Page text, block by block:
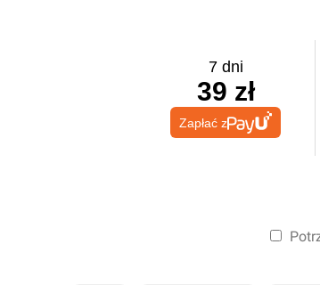
7 dni
39 zł
Zapłać z